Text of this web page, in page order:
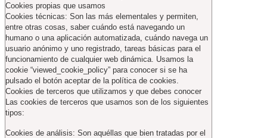
Cookies propias que usamos
Cookies técnicas: Son las más elementales y permiten,
entre otras cosas, saber cuándo está navegando un
humano o una aplicación automatizada, cuándo navega un
usuario anónimo y uno registrado, tareas básicas para el
funcionamiento de cualquier web dinámica. Usamos la
cookie “viewed_cookie_policy” para conocer si se ha
pulsado el botón aceptar de la política de cookies.
Cookies de terceros que utilizamos y que debes conocer
Las cookies de terceros que usamos son de los siguientes
tipos:
Cookies de análisis: Son aquéllas que bien tratadas por el